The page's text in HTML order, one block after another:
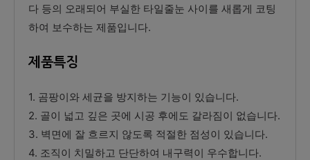
다 등의 오래되어 부실한 타일줄눈 사이를 새롭게 코팅
하여 보수하는 제품입니다.
제품특징
1. 곰팡이와 세균을 방지하는 기능이 있습니다.
2. 골이 넓고 깊은 곳에 시공 후에도 갈라짐이 없습니다.
3. 벽면에 잘 흐르지 않도록 적절한 점성이 있습니다.
4. 조직이 치밀하고 단단하여 내구력이 우수합니다.